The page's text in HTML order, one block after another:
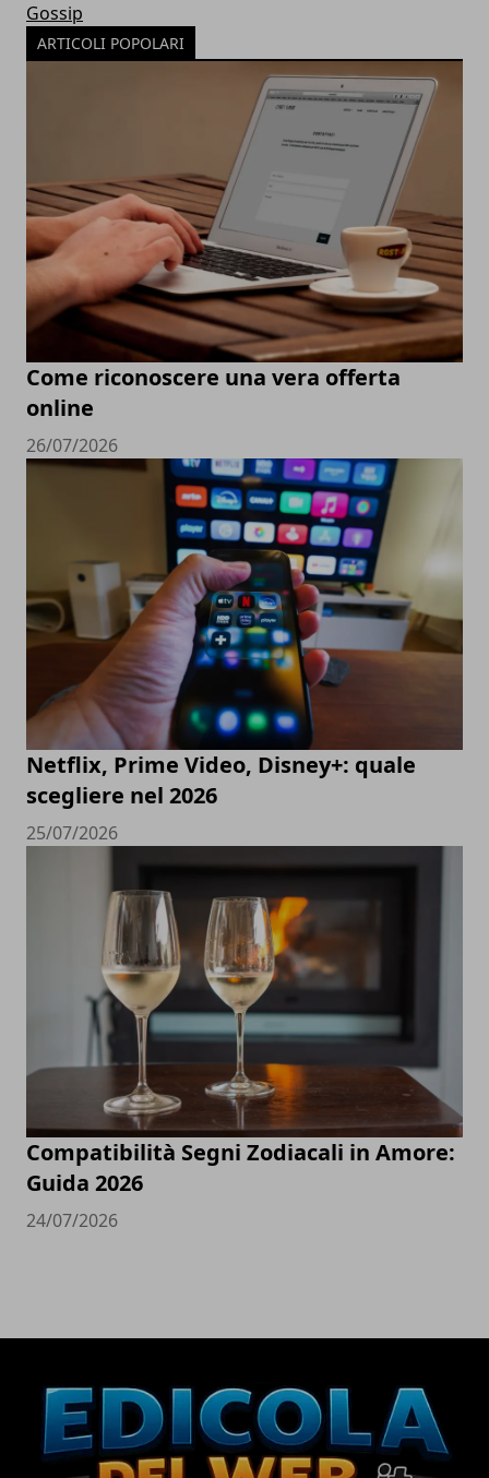
Gossip
ARTICOLI POPOLARI
Come riconoscere una vera offerta
online
26/07/2026
Netflix, Prime Video, Disney+: quale
scegliere nel 2026
25/07/2026
Compatibilità Segni Zodiacali in Amore:
Guida 2026
24/07/2026